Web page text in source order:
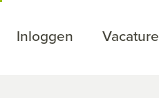
Inloggen Vacature